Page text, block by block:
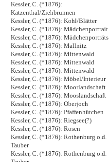
Kessler, C. (*1876):
Katzenthal/Ziehbrunnen
Kessler, C. (*1876): Kohl/Blätter
Kessler, C. (*1876): Mädchenportrait
Kessler, C. (*1876): Mädchenporträts
Kessler, C. (*1876): Mallnitz
Kessler, C. (*1876): Mittenwald
Kessler, C. (*1876): Mittenwald
Kessler, C. (*1876): Mittenwald
Kessler, C. (*1876): Möbel/Interieur
Kessler, C. (*1876): Moorlandschaft
Kessler, C. (*1876): Mooslandschaft
Kessler, C. (*1876): Oberjoch
Kessler, C. (*1876): Pfaffenhütchen
Kessler, C. (*1876): Riegsee(?)
Kessler, C. (*1876): Rosen
Kessler, C. (*1876): Rothenburg o.d.
Tauber
Kessler, C. (*1876): Rothenburg o.d.